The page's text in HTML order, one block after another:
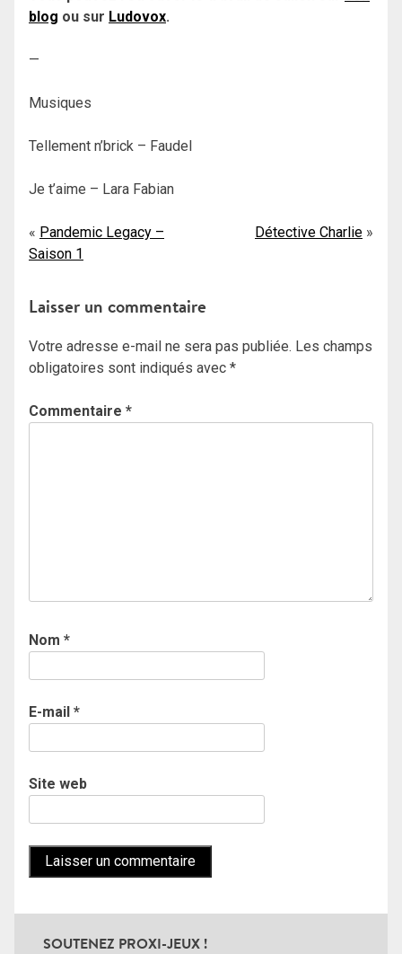
blog ou sur Ludovox.
—
Musiques
Tellement n’brick – Faudel
Je t’aime – Lara Fabian
Navigation
de
l’article
Pandemic Legacy –
Saison 1
Détective Charlie
Laisser un commentaire
Votre adresse e-mail ne sera pas publiée. Les champs
obligatoires sont indiqués avec *
Commentaire *
Nom *
E-mail *
Site web
SOUTENEZ PROXI-JEUX !